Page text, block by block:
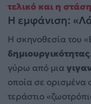
τελικό και η
Η εμφάνιση:
Η σκηνοθεσία του
δημιουργικότητας
γύρω από μια
οποία σε ορισμένα
τεράστιο